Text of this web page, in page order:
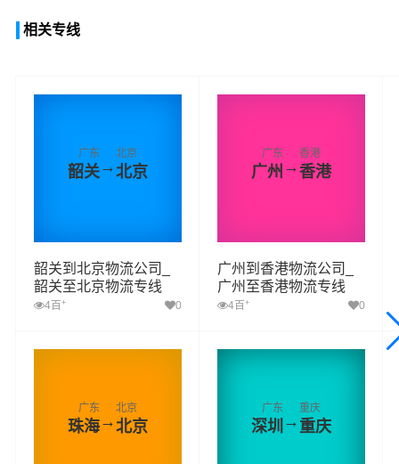
相关专线
广东
韶关→
北京
北京
韶关到北京物流公司_
韶关至北京物流专线
4百 + 0
广东
广州 →
香港
香港
广州到香港物流公司_
广州至香港物流专线
4百 + 0
广东
珠海→
北京
北京
广东
深圳→
重庆
重庆